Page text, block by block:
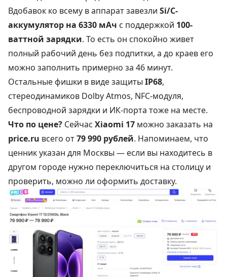
Вдобавок ко всему в аппарат завезли Si/C-
аккумулятор на 6330 мАч с поддержкой 100-
ваттной зарядки. То есть он спокойно живет
полный рабочий день без подпитки, а до краев его
можно заполнить примерно за 46 минут.
Остальные фишки в виде защиты IP68,
стереодинамиков Dolby Atmos, NFC-модуля,
беспроводной зарядки и ИК-порта тоже на месте.
Что по цене? Сейчас Xiaomi 17 можно заказать на
price.ru всего от79 990 рублей. Напоминаем, что
ценник указан для Москвы — если вы находитесь в
другом городе нужно переключиться на столицу и
проверить, можно ли оформить доставку.